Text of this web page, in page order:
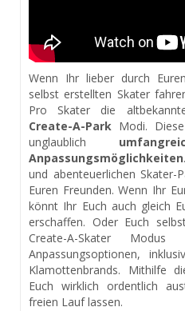
Wenn Ihr lieber durch
selbst erstellten Skater
Pro Skater die
Create-A-Park Modi.
unglaublich
Anpassungsmöglichkeiten
und abenteuerlichen
Euren Freunden. Wenn Ihr
könnt Ihr Euch auch gleich
erschaffen. Oder Euch
Create-A-Skater
Anpassungsoptionen,
Klamottenbrands. Mithilfe
Euch wirklich ordentlich
freien Lauf lassen.